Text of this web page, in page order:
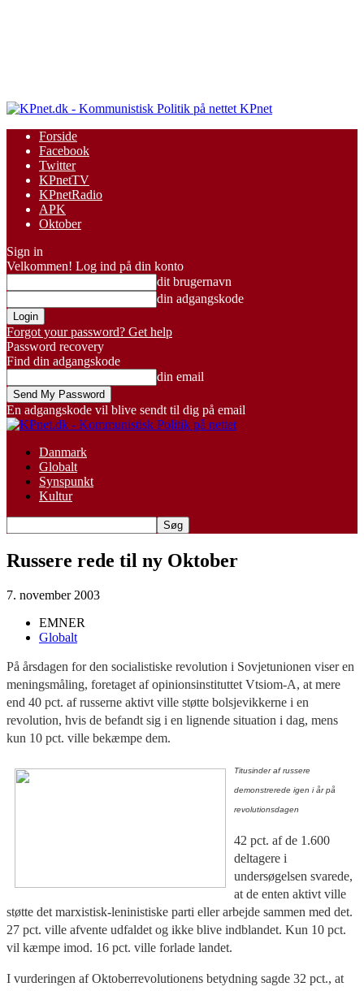
KPnet
Forside
Facebook
Twitter
KPnetTV
KPnetRadio
APK
Oktober
Sign in
Velkommen! Log ind på din konto
dit brugernavn
din adgangskode
Forgot your password? Get help
Password recovery
Find din adgangskode
din email
En adgangskode vil blive sendt til dig på email
Danmark
Globalt
Synspunkt
Kultur
Russere rede til ny Oktober
7. november 2003
EMNER
Globalt
På årsdagen for den socialistiske revolution i Sovjetunionen viser en
meningsmåling, foretaget af opinionsinstituttet Vtsiom-A, at mere
end 40 pct. af russerne aktivt ville støtte bolsjevikkerne i en
revolution, hvis de befandt sig i en lignende situation i dag, mens
kun 10 pct. ville bekæmpe dem.
Titusinder af russere
demonstrerede igen i år på
revolutionsdagen
42 pct. af de 1.600
deltagere i
undersøgelsen svarede,
at de enten aktivt ville
støtte det marxistisk-leninistiske parti eller arbejde sammen med det.
27 pct. ville afvente udfaldet og ikke blive indblandet. Kun 10 pct.
vil kæmpe imod. 16 pct. ville forlade landet.
I vurderingen af Oktoberrevolutionens betydning sagde 32 pct., at